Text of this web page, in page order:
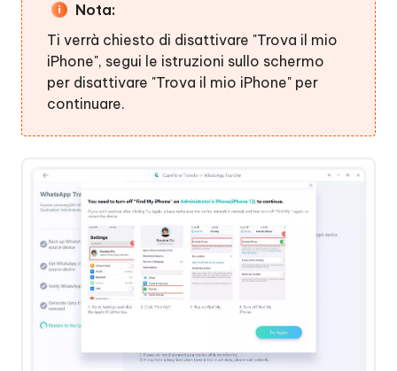
Nota:
Ti verrà chiesto di disattivare "Trova il mio
iPhone", segui le istruzioni sullo schermo
per disattivare "Trova il mio iPhone" per
continuare.